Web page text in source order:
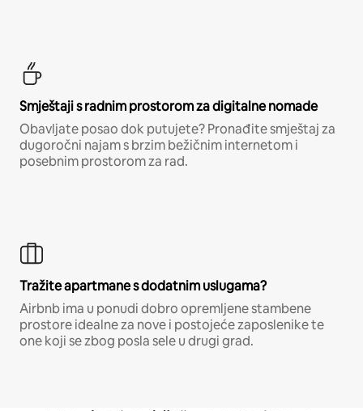
Smještaji s radnim prostorom za digitalne nomade
Obavljate posao dok putujete? Pronađite smještaj za
dugoročni najam s brzim bežičnim internetom i
posebnim prostorom za rad.
Tražite apartmane s dodatnim uslugama?
Airbnb ima u ponudi dobro opremljene stambene
prostore idealne za nove i postojeće zaposlenike te
one koji se zbog posla sele u drugi grad.